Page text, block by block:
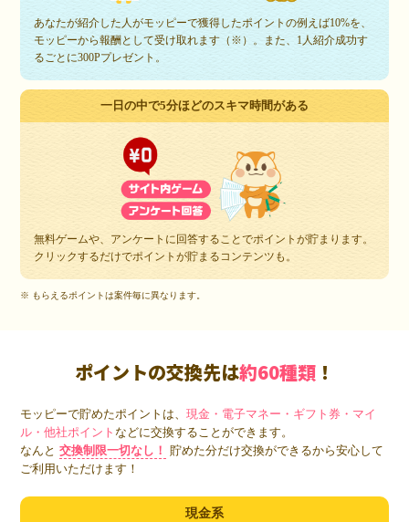
あなたが紹介した人がモッピーで獲得したポイントの例えば10%を、
モッピーから報酬として受け取れます（※）。また、1人紹介成功す
るごとに300Pプレゼント。
一日の中で5分ほどのスキマ時間がある
無料ゲームや、アンケートに回答することでポイントが貯まります。
クリックするだけでポイントが貯まるコンテンツも。
※ もらえるポイントは案件毎に異なります。
ポイントの交換先は約60種類 ！
モッピーで貯めたポイントは、現金・電子マネー・ギフト券・マイ
ル・他社ポイントなどに交換することができます。
なんと 交換制限一切なし！
貯めた分だけ交換ができるから安心して
ご利用いただけます！
現金系